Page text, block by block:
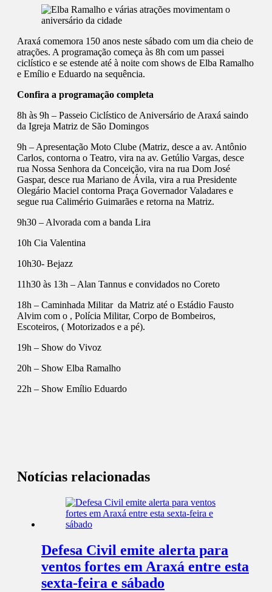
Araxá comemora 150 anos neste sábado com um dia cheio de
atrações. A programação começa às 8h com um passei
ciclístico e se estende até à noite com shows de Elba Ramalho
e Emílio e Eduardo na sequência.
Confira a programação completa
8h às 9h – Passeio Ciclístico de Aniversário de Araxá saindo
da Igreja Matriz de São Domingos
9h – Apresentação Moto Clube (Matriz, desce a av. Antônio
Carlos, contorna o Teatro, vira na av. Getúlio Vargas, desce
rua Nossa Senhora da Conceição, vira na rua Dom José
Gaspar, desce rua Mariano de Ávila, vira a rua Presidente
Olegário Maciel contorna Praça Governador Valadares e
segue rua Calimério Guimarães e retorna na Matriz.
9h30 – Alvorada com a banda Lira
10h Cia Valentina
10h30- Bejazz
11h30 às 13h – Alan Tannus e convidados no Coreto
18h – Caminhada Militar da Matriz até o Estádio Fausto
Alvim com o , Polícia Militar, Corpo de Bombeiros,
Escoteiros, ( Motorizados e a pé).
19h – Show do Vivoz
20h – Show Elba Ramalho
22h – Show Emílio Eduardo
Notícias relacionadas
Defesa Civil emite alerta para
ventos fortes em Araxá entre esta
sexta-feira e sábado